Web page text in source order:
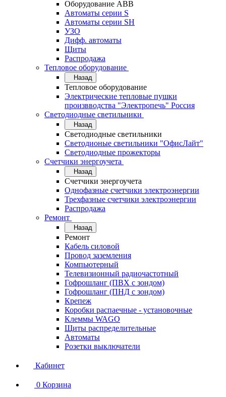
Оборудование АВВ
Автоматы серии S
Автоматы серии SH
УЗО
Дифф. автоматы
Щиты
Распродажа
Тепловое оборудование
Назад
Тепловое оборудование
Электрические тепловые пушки
произвводства "Электропечь" Россия
Светодиодные светильники
Назад
Светодиодные светильники
Светодионые светильники "ОфисЛайт"
Светодиодные прожекторы
Счетчики энергоучета
Назад
Счетчики энергоучета
Однофазные счетчики электроэнергии
Трехфазные счетчики электроэнергии
Распродажа
Ремонт
Назад
Ремонт
Кабель силовой
Провод заземления
Компьютерный
Телевизионный радиочастотный
Гофрошланг (ПВХ с зондом)
Гофрошланг (ПНД с зондом)
Крепеж
Коробки распаечные - установочные
Клеммы WAGO
Щиты распределительные
Автоматы
Розетки выключатели
Кабинет
0 Корзина